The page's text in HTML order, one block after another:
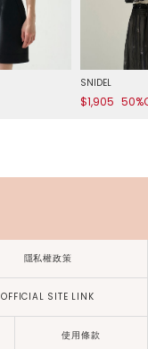
SNIDEL
$1,905
隱私權政策
OFFICIAL SITE LINK
使用條款